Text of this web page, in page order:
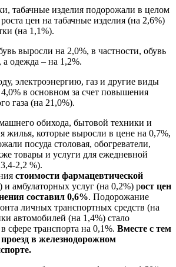
табачные изделия подорожали в целом
роста цен на табачные изделия (на 2,6%)
(на 1,1%).
выросли на 2,0%, в частности, обувь
одежда – на 1,2%.
электроэнергию, газ и другие виды
в основном за счет повышения
газа (на 21,0%).
обихода, бытовой техники и
жилья, которые выросли в цене на 0,7%,
посуда столовая, обогреватели,
товары и услуги для ежедневной
2,2 %).
стоимости фармацевтической
и амбулаторных услуг (на 0,2%) рост цен
составил 0,6%. Подорожание
личных транспортных средств (на
автомобилей (на 1,4%) стало
сфере транспорта на 0,1%. Вместе с тем
в железнодорожном